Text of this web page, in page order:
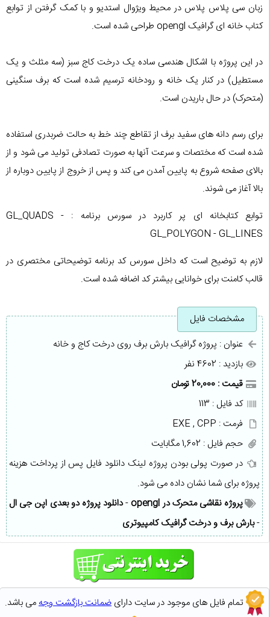
زبان سی پلاس پلاس در محیط ویژوال استدیو و با کمک گرفتن از توابع
کتاب خانه ای گرافیک opengl طراحی شده است.
در این پروژه با اشکال هندسی ساده یک درخت کاج سبز (سه مثلث و یک
مستطیل) در کنار یک خانه و رودخانه ترسیم شده است که برف سنگینی
(متحرک) در حال باریدن است.
برای رسم دانه های سفید برف از تقاطع چند خط به حالت ضربدری استفاده
شده است که مختصات و سرعت آنها به صورت تصادفی تولید می شود و از
بالای صفحه شروع به پایین آمدن می کند و پس از خروج از پایین دوباره از
بالا آغاز می شوند.
توابع کتابخانه ای پر کاربرد در سورس برنامه : GL_QUADS -
GL_POLYGON - GL_LINES
لازم به توضیح است که داخل سورس کد برنامه توضیحاتی مختصری در
قالب کامنت برای خوانایی بیشتر کد اضافه شده است.
مشخصات فایل
عنوان : پروژه گرافیک بارش برف روی درخت کاج و خانه
بازدید : 4602 نفر
قیمت : 20,000 تومان
کد فایل : 113
فرمت : EXE , CPP
حجم فایل : 1,602 مگابایت
در صورت پولی بودن پروژه لینک دانلود فایل پس از پرداخت هزینه
پروژه برای شما نشان داده می شود.
پروژه نقاشی متحرک در opengl
-دانلود پروژه دو بعدی اپن جی ال
-بارش برف و درخت گرافیک کامپیوتری
تمام فایل های موجود در سایت دارای ضمانت بازگشت وجهمی باشد.